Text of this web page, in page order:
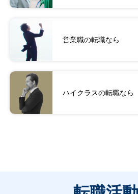
営業職の転職なら
ハイクラスの転職なら